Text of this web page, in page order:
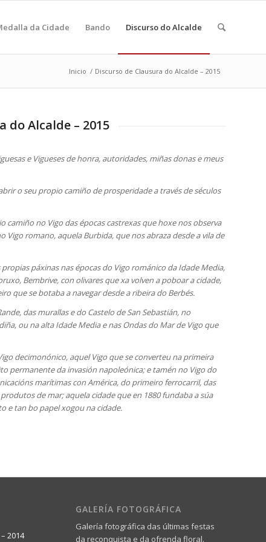
da Cidade Bando Discurso do Alcalde
Inicio / Discurso de Clausura do Alcalde – 2015
do Alcalde – 2015
e Vigueses de honra, autoridades, miñas donas e meus
o seu propio camiño de prosperidade a través de séculos
camiño no Vigo das épocas castrexas que hoxe nos observa
Vigo romano, aquela Burbida, que nos abraza desde a vila de
páxinas nas épocas do Vigo románico da Idade Media,
Bembrive, con olivares que xa volven a poboar a cidade,
que se botaba a navegar desde a ribeira do Berbés.
das murallas e do Castelo de San Sebastián, no
ou na alta Idade Media e nas Ondas do Mar de Vigo que
decimonónico, aquel Vigo que se converteu na primeira
permanente da invasión napoleónica; e tamén no Vigo do
marítimas con América, do primeiro ferrocarril, das
de mar; aquela cidade que en 1880 fundaba a súa
e tan bo papel xogou na cidade.
2014
GALERÍA FOTOGRÁFICA
Galería fotográfica das últimas festas
da reconquista e da ofrenda floral.